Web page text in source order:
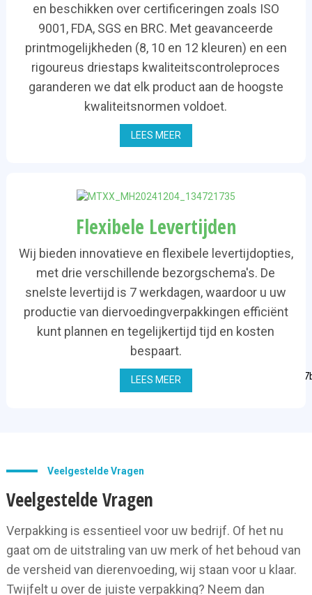
en beschikken over certificeringen zoals ISO
9001, FDA, SGS en BRC. Met geavanceerde
printmogelijkheden (8, 10 en 12 kleuren) en een
rigoureus driestaps kwaliteitscontroleproces
garanderen we dat elk product aan de hoogste
kwaliteitsnormen voldoet.
LEES MEER
Flexibele Levertijden
Wij bieden innovatieve en flexibele levertijdopties,
met drie verschillende bezorgschema's. De
snelste levertijd is 7 werkdagen, waardoor u uw
productie van diervoedingverpakkingen efficiënt
kunt plannen en tegelijkertijd tijd en kosten
bespaart.
LEES MEER
Veelgestelde Vragen
Veelgestelde Vragen
Verpakking is essentieel voor uw bedrijf. Of het nu
gaat om de uitstraling van uw merk of het behoud van
de versheid van dierenvoeding, wij staan ​​voor u klaar.
Twijfelt u over de juiste verpakking? Neem dan